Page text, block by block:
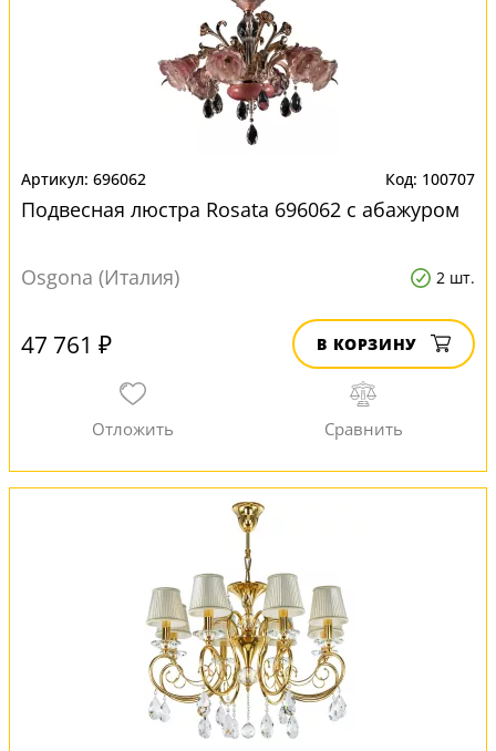
696062 100707
Подвесная люстра Rosata 696062 с абажуром
Osgona (Италия) 2 шт.
47 761 ₽ В КОРЗИНУ